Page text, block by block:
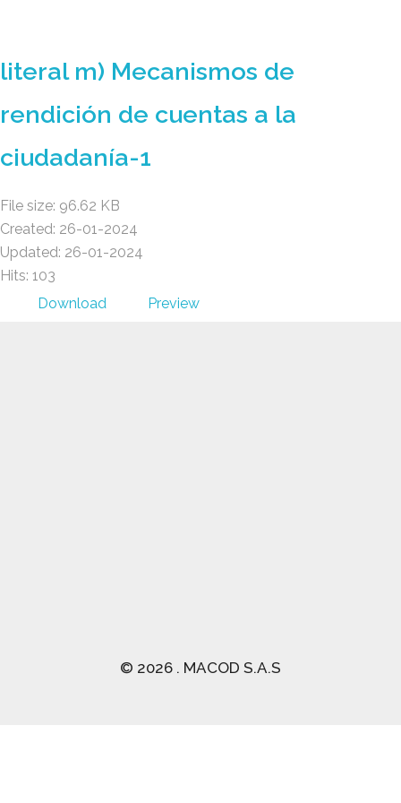
literal m) Mecanismos de
rendición de cuentas a la
ciudadanía-1
File size: 96.62 KB
Created: 26-01-2024
Updated: 26-01-2024
Hits: 103
Download
Preview
© 2026 . MACOD S.A.S